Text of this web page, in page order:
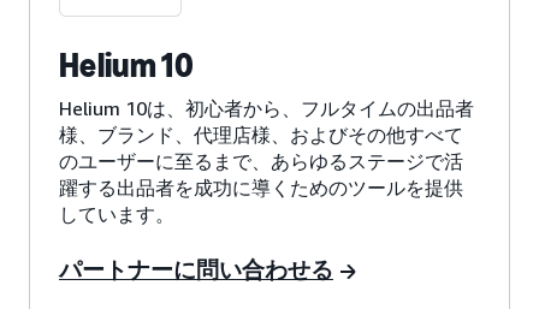
Helium 10
Helium 10は、初心者から、フルタイムの出品者
様、ブランド、代理店様、およびその他すべて
のユーザーに至るまで、あらゆるステージで活
躍する出品者を成功に導くためのツールを提供
しています。
パートナーに問い合わせる